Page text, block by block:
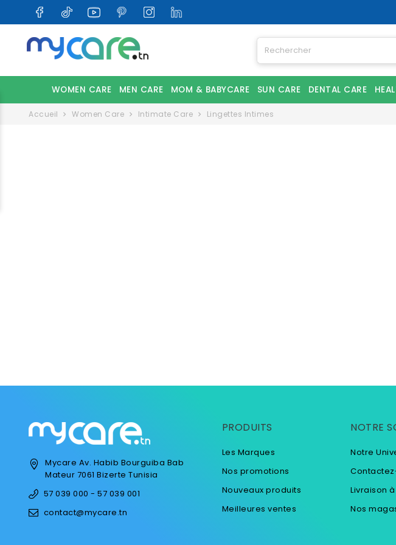
WOMEN CARE MEN CARE MOM & BABYCARE SUN CARE DENTAL CARE
Accueil Women Care Intimate Care Lingettes Intimes
Mycare Av. Habib Bourguiba Bab
Mateur 7061 Bizerte Tunisia
57 039 000 - 57 039 001
contact@mycare.tn
PRODUITS
Les Marques
Nos promotions
Nouveaux produits
Meilleures ventes
NOTRE
Notre
Livraison
Nos